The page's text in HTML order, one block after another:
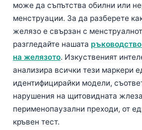
може да съпътства обилни или
менструации. За да разберете
желязо е свързан с
разгледайте нашата
на желязото. Изкуственият
анализира всички тези маркери
идентифицирайки модели,
нарушения на щитовидната
перименопаузални преходи, от
кръвен тест.
ગુજરાતી
ಕನ್ನಡ
മലയാളം
Bahasa Melayu
Tiếng Việt
Tagalog
ဗမာစာ